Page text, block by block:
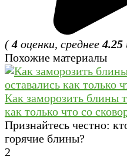
(4 оценки, среднее4.25
Похожие материалы
Как заморозить блины
как только что со
Признайтесь честно:
горячие блины?
2